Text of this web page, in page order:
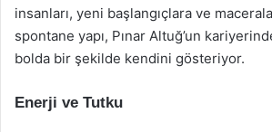
insanları, yeni başlangıçlara ve
spontane yapı, Pınar Altuğ’un
bolda bir şekilde kendini gösteriyor.
Enerji ve Tutku